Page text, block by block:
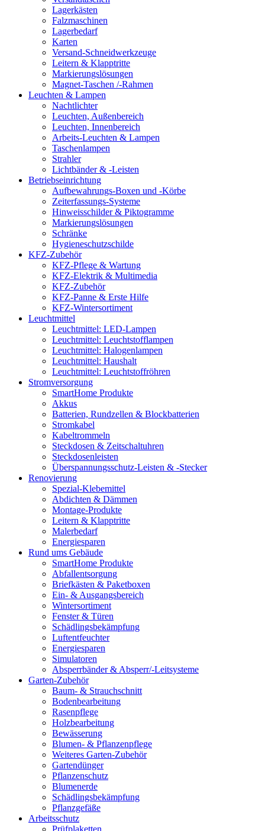
Lagerkästen
Falzmaschinen
Lagerbedarf
Karten
Versand-Schneidwerkzeuge
Leitern & Klapptritte
Markierungslösungen
Magnet-Taschen /-Rahmen
Leuchten & Lampen
Nachtlichter
Leuchten, Außenbereich
Leuchten, Innenbereich
Arbeits-Leuchten & Lampen
Taschenlampen
Strahler
Lichtbänder & -Leisten
Betriebseinrichtung
Aufbewahrungs-Boxen und -Körbe
Zeiterfassungs-Systeme
Hinweisschilder & Piktogramme
Markierungslösungen
Schränke
Hygieneschutzschilde
KFZ-Zubehör
KFZ-Pflege & Wartung
KFZ-Elektrik & Multimedia
KFZ-Zubehör
KFZ-Panne & Erste Hilfe
KFZ-Wintersortiment
Leuchtmittel
Leuchtmittel: LED-Lampen
Leuchtmittel: Leuchtstofflampen
Leuchtmittel: Halogenlampen
Leuchtmittel: Haushalt
Leuchtmittel: Leuchtstoffröhren
Stromversorgung
SmartHome Produkte
Akkus
Batterien, Rundzellen & Blockbatterien
Stromkabel
Kabeltrommeln
Steckdosen & Zeitschaltuhren
Steckdosenleisten
Überspannungsschutz-Leisten & -Stecker
Renovierung
Spezial-Klebemittel
Abdichten & Dämmen
Montage-Produkte
Leitern & Klapptritte
Malerbedarf
Energiesparen
Rund ums Gebäude
SmartHome Produkte
Abfallentsorgung
Briefkästen & Paketboxen
Ein- & Ausgangsbereich
Wintersortiment
Fenster & Türen
Schädlingsbekämpfung
Luftentfeuchter
Energiesparen
Simulatoren
Absperrbänder & Absperr/-Leitsysteme
Garten-Zubehör
Baum- & Strauchschnitt
Bodenbearbeitung
Rasenpflege
Holzbearbeitung
Bewässerung
Blumen- & Pflanzenpflege
Weiteres Garten-Zubehör
Gartendünger
Pflanzenschutz
Blumenerde
Schädlingsbekämpfung
Pflanzgefäße
Arbeitsschutz
Prüfplaketten